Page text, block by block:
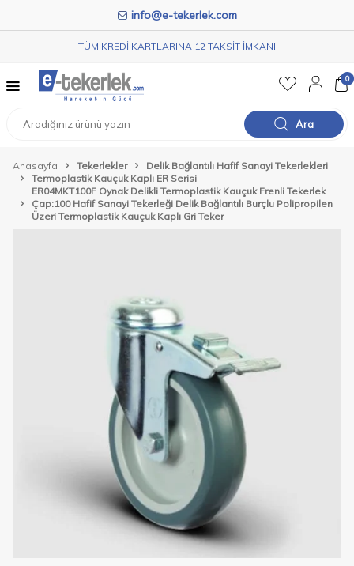
info@e-tekerlek.com
TÜM KREDİ KARTLARINA 12 TAKSİT İMKANI
Ara
0
Anasayfa Tekerlekler
Delik Bağlantılı Hafif Sanayi Tekerlekleri
Termoplastik Kauçuk Kaplı ER Serisi
ER04MKT100F Oynak Delikli Termoplastik Kauçuk Frenli Tekerlek
Çap:100 Hafif Sanayi Tekerleği Delik Bağlantılı Burçlu Polipropilen
Üzeri Termoplastik Kauçuk Kaplı Gri Teker